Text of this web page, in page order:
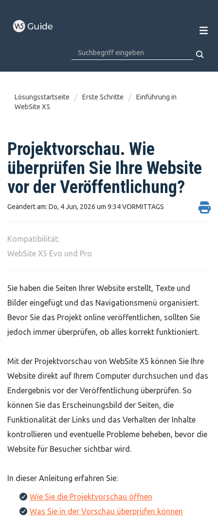
Lösungsstartseite Erste Schritte
Einführung in
WebSite X5
Projektvorschau. Wie
überprüfen Sie Ihre Website
vor der Veröffentlichung?
Geändert am: Do, 4 Jun, 2026 um 9:34 VORMITTAGS
Kompatibilität:
WebSite X5 Evo und Pro
Sie haben die Seiten Ihrer Website erstellt, Texte und
Bilder eingefügt und das Navigationsmenü organisiert.
Bevor Sie das Projekt online veröffentlichen, sollten Sie
jedoch immer überprüfen, ob alles korrekt funktioniert.
Mit der Projektvorschau von WebSite X5 können Sie Ihre
Website direkt auf Ihrem Computer durchsuchen und das
Endergebnis vor der Veröffentlichung überprüfen. So
können Sie das Erscheinungsbild der Seiten, die
Funktionalität der Links und das Verhalten der Inhalte
kontrollieren und eventuelle Probleme beheben, bevor die
Website für Besucher sichtbar wird.
In dieser Anleitung erfahren Sie:
Wie Sie die Projektvorschau öffnen
Was Sie in der Vorschau überprüfen können